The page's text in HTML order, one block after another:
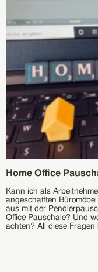
Home Office
Kann ich als
angeschafften
aus mit der
Office Pauschale? Und
achten? All diese